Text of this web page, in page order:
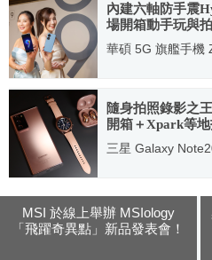
內建六軸防手震
場開箱動手玩與
華碩 5G 旗艦手機
2022.07.28
隨身拍照錄影之
開箱＋Xpark等
三星 Galaxy
MSI 於線上舉辦 MSIology
「飛躍奇異點」新品發表會！